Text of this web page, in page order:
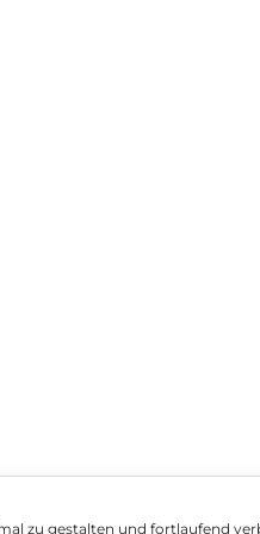
zu gestalten und fortlaufend